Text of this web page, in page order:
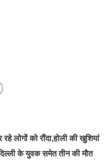
लोगों को रौंदा,होली की खुशियां
के युवक समेत तीन की मौत